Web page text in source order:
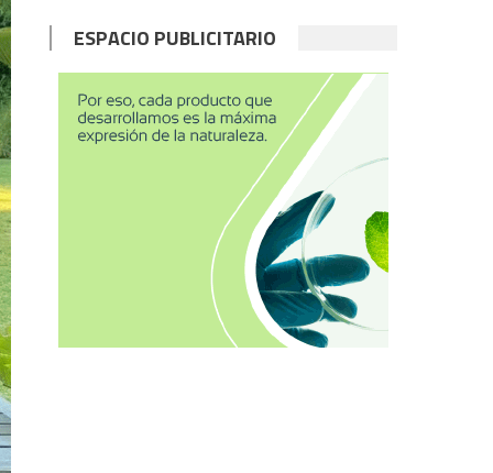
ESPACIO PUBLICITARIO